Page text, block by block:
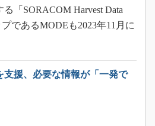
「SORACOM Harvest Data
であるMODEも2023年11月に
援、必要な情報が「一発で